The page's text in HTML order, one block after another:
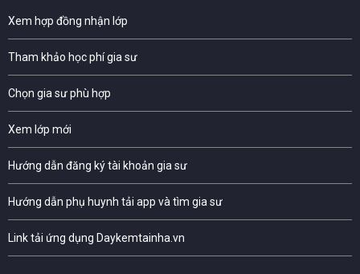
Xem hợp đồng nhận lớp
Tham khảo học phí gia sư
Chọn gia sư phù hợp
Xem lớp mới
Hướng dẫn đăng ký tài khoản gia sư
Hướng dẫn phụ huynh tải app và tìm gia sư
Link tải ứng dụng Daykemtainha.vn